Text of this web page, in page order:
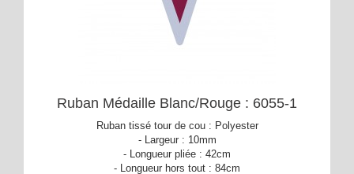
Ruban Médaille Blanc/Rouge : 6055-1
Ruban tissé tour de cou : Polyester
- Largeur : 10mm
- Longueur pliée : 42cm
- Longueur hors tout : 84cm